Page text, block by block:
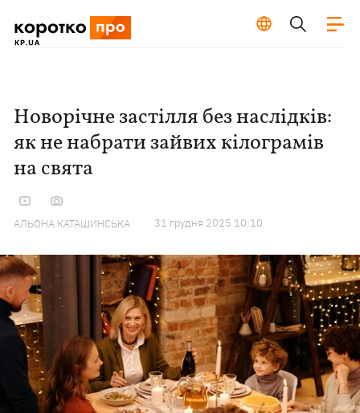
Новорічне застілля без наслідків:
як не набрати зайвих кілограмів
на свята
АЛЬОНА КАТАШИНСЬКА 31 грудня 2025 10:10